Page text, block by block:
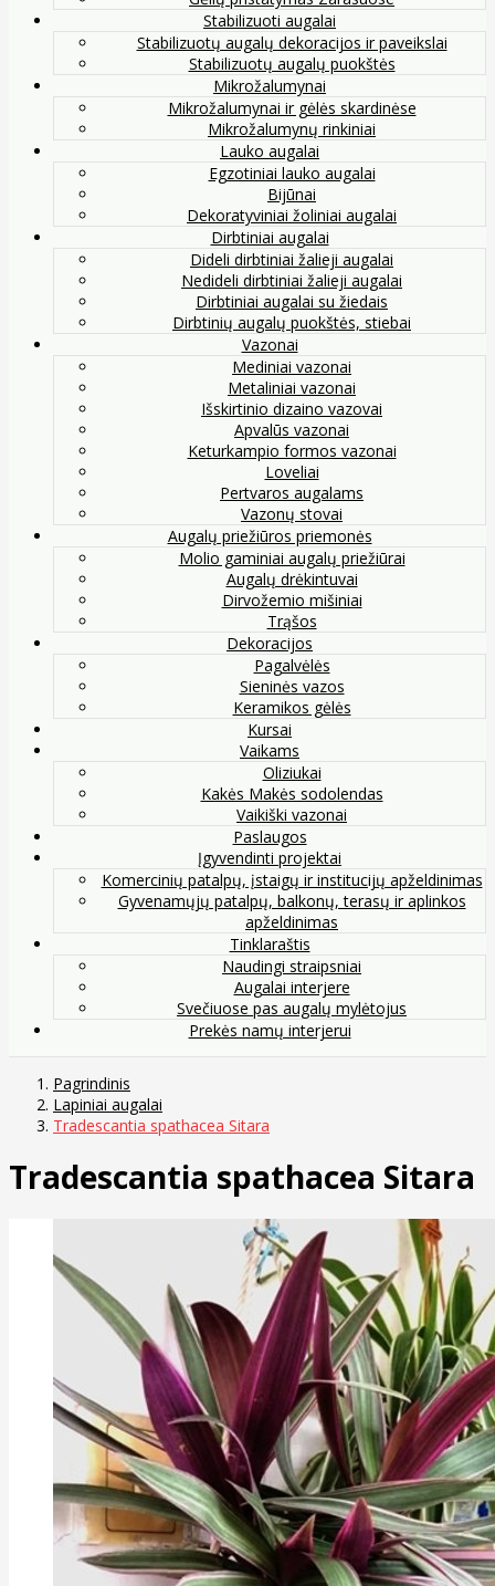
Stabilizuoti augalai
Stabilizuotų augalų dekoracijos ir paveikslai
Stabilizuotų augalų puokštės
Mikrožalumynai
Mikrožalumynai ir gėlės skardinėse
Mikrožalumynų rinkiniai
Lauko augalai
Egzotiniai lauko augalai
Bijūnai
Dekoratyviniai žoliniai augalai
Dirbtiniai augalai
Dideli dirbtiniai žalieji augalai
Nedideli dirbtiniai žalieji augalai
Dirbtiniai augalai su žiedais
Dirbtinių augalų puokštės, stiebai
Vazonai
Mediniai vazonai
Metaliniai vazonai
Išskirtinio dizaino vazovai
Apvalūs vazonai
Keturkampio formos vazonai
Loveliai
Pertvaros augalams
Vazonų stovai
Augalų priežiūros priemonės
Molio gaminiai augalų priežiūrai
Augalų drėkintuvai
Dirvožemio mišiniai
Trąšos
Dekoracijos
Pagalvėlės
Sieninės vazos
Keramikos gėlės
Kursai
Vaikams
Oliziukai
Kakės Makės sodolendas
Vaikiški vazonai
Paslaugos
Įgyvendinti projektai
Komercinių patalpų, įstaigų ir institucijų apželdinimas
Gyvenamųjų patalpų, balkonų, terasų ir aplinkos
apželdinimas
Tinklaraštis
Naudingi straipsniai
Augalai interjere
Svečiuose pas augalų mylėtojus
Prekės namų interjerui
Pagrindinis
Lapiniai augalai
Tradescantia spathacea Sitara
Tradescantia spathacea Sitara